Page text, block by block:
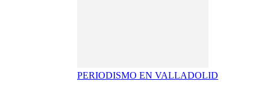
PERIODISMO EN VALLADOLID